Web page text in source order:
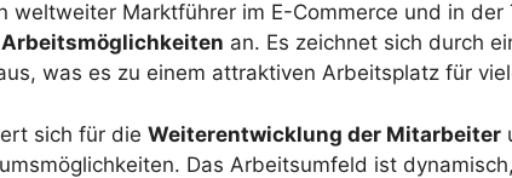
weltweiter Marktführer im E-Commerce und in
Arbeitsmöglichkeiten an. Es zeichnet sich durch
was es zu einem attraktiven Arbeitsplatz für
sich für die Weiterentwicklung der Mitarbeiter
Das Arbeitsumfeld ist